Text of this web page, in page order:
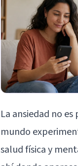
La ansiedad no
mundo
salud física y